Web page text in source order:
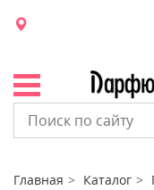
Главная Каталог